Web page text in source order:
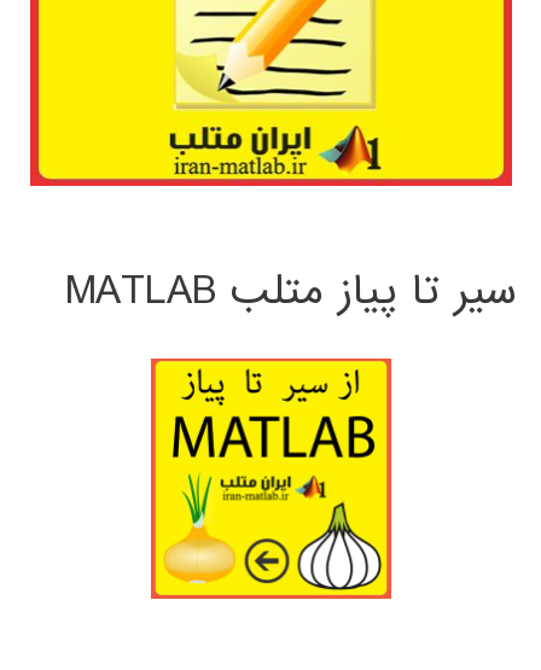
سیر تا پیاز متلب MATLAB